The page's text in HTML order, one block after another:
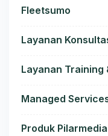
Fleetsumo
Layanan
Layanan Training
Managed
Produk Pilarmedia